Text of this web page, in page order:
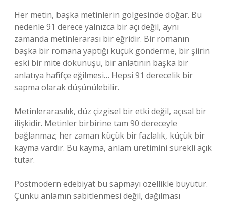
Her metin, başka metinlerin gölgesinde doğar. Bu
nedenle 91 derece yalnızca bir açı değil, aynı
zamanda metinlerarası bir eğridir. Bir romanın
başka bir romana yaptığı küçük gönderme, bir şiirin
eski bir mite dokunuşu, bir anlatının başka bir
anlatıya hafifçe eğilmesi… Hepsi 91 derecelik bir
sapma olarak düşünülebilir.
Metinlerarasılık, düz çizgisel bir etki değil, açısal bir
ilişkidir. Metinler birbirine tam 90 dereceyle
bağlanmaz; her zaman küçük bir fazlalık, küçük bir
kayma vardır. Bu kayma, anlam üretimini sürekli açık
tutar.
Postmodern edebiyat bu sapmayı özellikle büyütür.
Çünkü anlamın sabitlenmesi değil, dağılması